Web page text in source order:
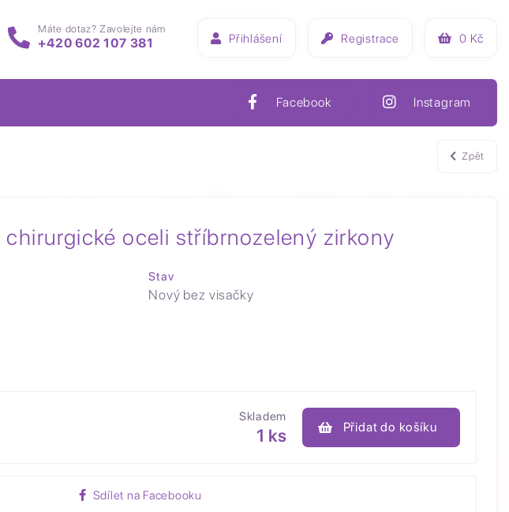
Máte dotaz? Zavolejte nám
+420 602 107 381 Přihlášení Registrace 0 Kč
Facebook Instagram
Zpět
oceli stříbrnozelený zirkony
Stav
Nový bez visačky
Skladem
1 ks Přidat do košíku
Sdílet na Facebooku